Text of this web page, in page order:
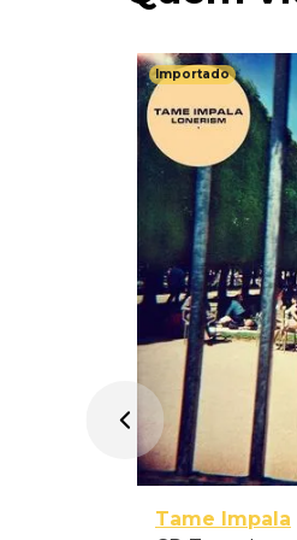
Importado
Tame Impala